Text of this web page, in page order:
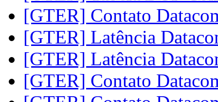
[GTER] Contato
[GTER] Latência
[GTER] Latência
[GTER] Contato